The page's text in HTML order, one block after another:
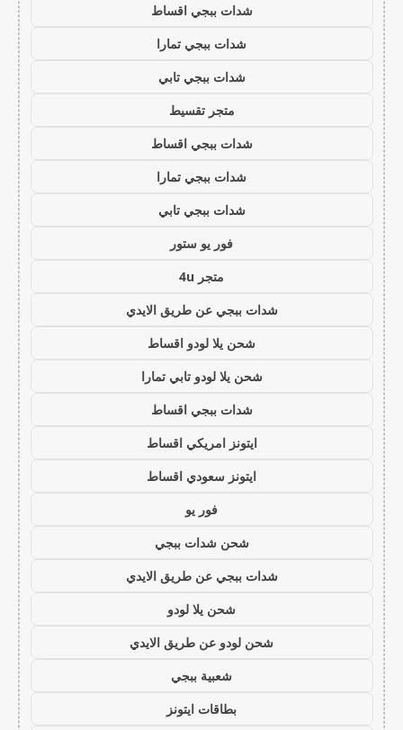
شدات ببجي اقساط
شدات ببجي تمارا
شدات ببجي تابي
متجر تقسيط
شدات ببجي اقساط
شدات ببجي تمارا
شدات ببجي تابي
فور يو ستور
متجر 4u
شدات ببجي عن طريق الايدي
شحن يلا لودو اقساط
شحن يلا لودو تابي تمارا
شدات ببجي اقساط
ايتونز امريكي اقساط
ايتونز سعودي اقساط
فور يو
شحن شدات ببجي
شدات ببجي عن طريق الايدي
شحن يلا لودو
شحن لودو عن طريق الايدي
شعبية ببجي
بطاقات ايتونز